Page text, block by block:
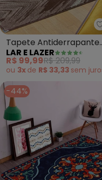
Tapete Antiderrapante
(Tabaco) 100x150 cm
LAR E LAZER
R$ 99,99R$ 209,99
ou 3x de R$ 33,33 sem
-44%